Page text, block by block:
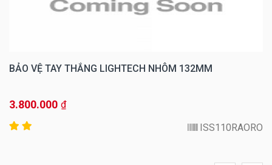
BẢO VỆ TAY THẮNG LIGHTECH NHÔM 132MM
3.800.000 ₫
ISS110RAORO